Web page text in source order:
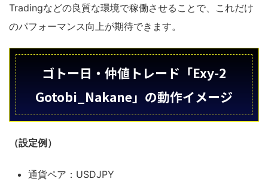
Tradingなどの良質な環境で稼働させることで、これだけ
のパフォーマンス向上が期待できます。
ゴトー日・仲値トレード「Exy-2
Gotobi_Nakane」の動作イメージ
（設定例）
通貨ペア：USDJPY